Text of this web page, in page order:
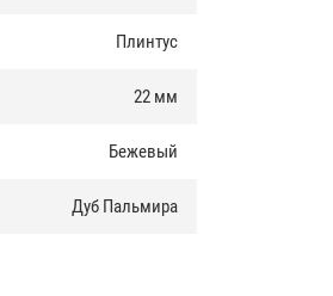
Плинтус
22 мм
Бежевый
Дуб Пальмира